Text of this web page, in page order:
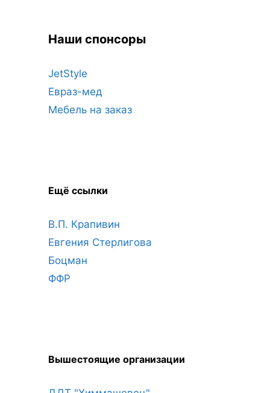
Наши спонсоры
JetStyle
Евраз-мед
Мебель на заказ
Ещё ссылки
В.П. Крапивин
Евгения Стерлигова
Боцман
ФФР
Вышестоящие организации